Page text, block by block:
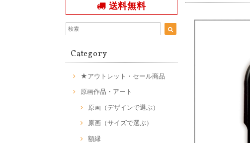
送料無料
Category
★アウトレット・セール商品
原画作品・アート
原画（デザインで選ぶ）
原画（サイズで選ぶ）
額縁